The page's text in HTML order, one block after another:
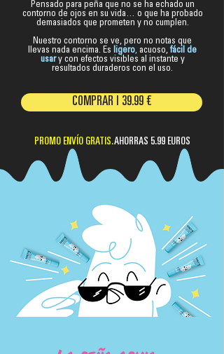
Pensado para peña que no se ha echado un
contorno de ojos en su vida… o que ha probado
demasiados que prometen y no cumplen.
Nuestro contorno se ve, pero no notas que
llevas nada encima. Es ligero, acuoso,fácil de
usary con efectos visibles al instante y
resultados duraderos con el uso.
COMPRAR | 39.99 €
PROMO ENVÍO GRATIS.AHORRAS 5.99 EUROS